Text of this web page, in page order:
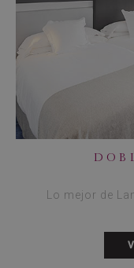
Lo mejor de